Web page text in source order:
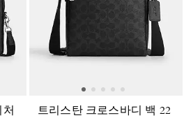
트리스탄 크로스바디 백 22